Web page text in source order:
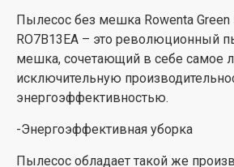
Пылесос без мешка Rowenta Green
RO7B13EA – это революционный
мешка, сочетающий в себе самое
исключительную
энергоэффективностью.
-Энергоэффективная уборка
Пылесос обладает такой же